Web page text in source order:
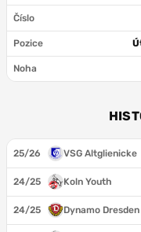
Číslo
Pozice
Noha
25/26 VSG Altglienicke
24/25 Koln Youth
24/25 Dynamo Dresden